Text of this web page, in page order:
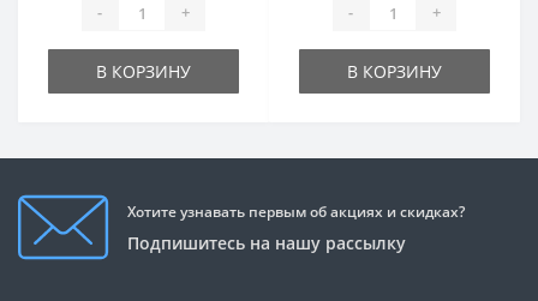
- +
В КОРЗИНУ
- +
В КОРЗИНУ
Хотите узнавать первым об акциях и скидках?
Подпишитесь на нашу рассылку